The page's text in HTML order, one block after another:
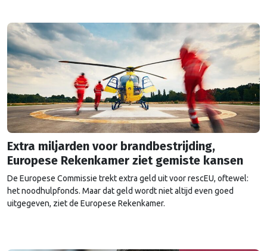
Extra miljarden voor brandbestrijding,
Europese Rekenkamer ziet gemiste kansen
De Europese Commissie trekt extra geld uit voor rescEU, oftewel:
het noodhulpfonds. Maar dat geld wordt niet altijd even goed
uitgegeven, ziet de Europese Rekenkamer.